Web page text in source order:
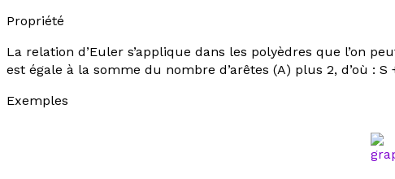
Propriété
La relation d’Euler s’applique dans les polyèdres que l’on
est égale à la somme du nombre d’arêtes (A) plus 2, d’où : S
Exemples